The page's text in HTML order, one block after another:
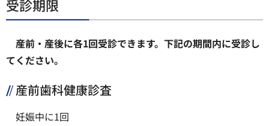
受診期限
産前・産後に各1回受診できます。下記の期間内に受診し
てください。
産前歯科健康診査
妊娠中に1回